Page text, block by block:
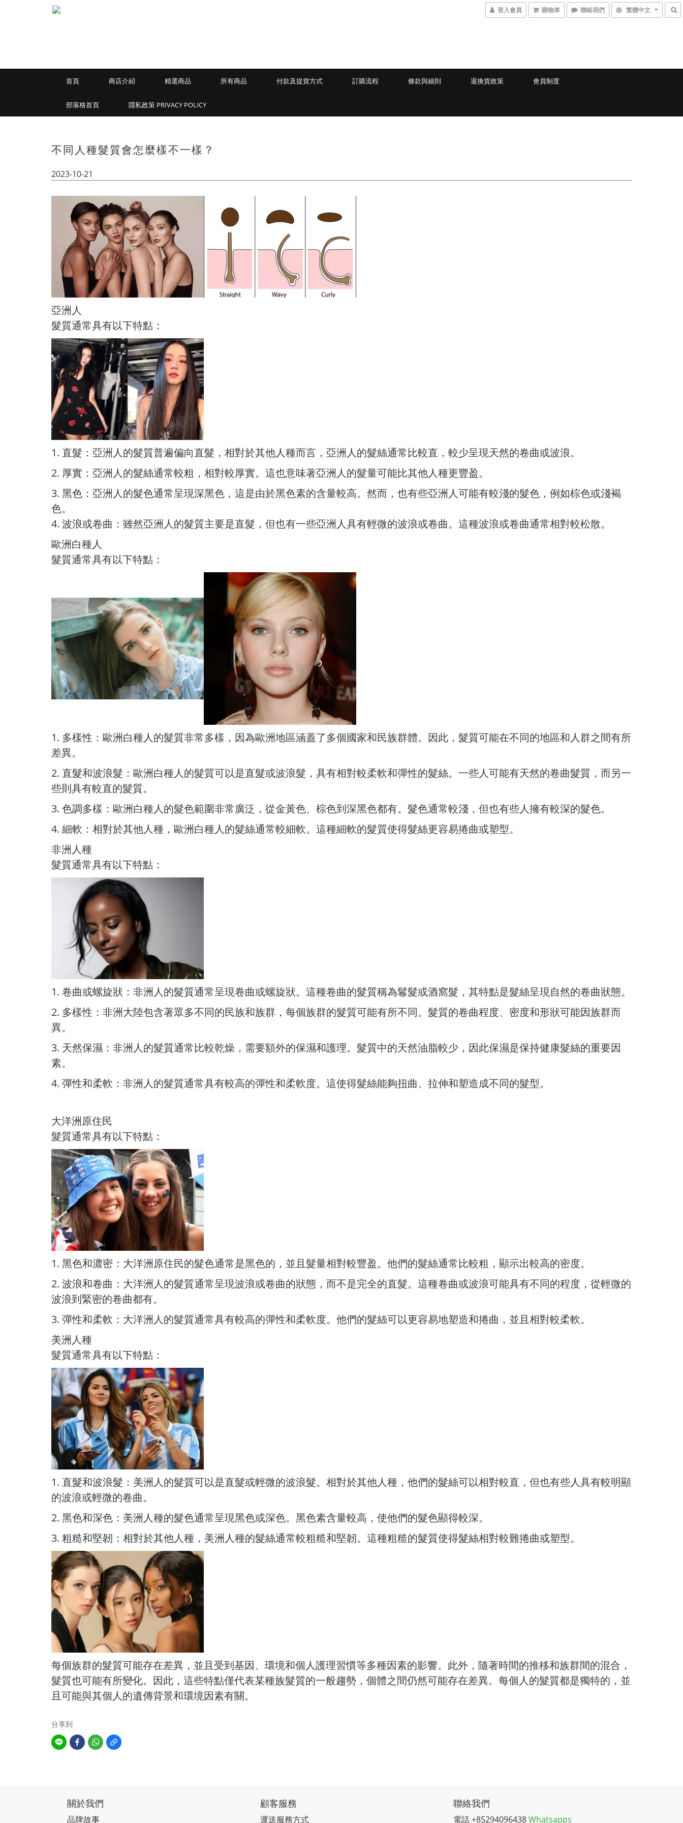
登入會員 購物車 聯絡我們 繁體中文
首頁 商店介紹 精選商品 所有商品 付款及提貨方式 訂購流程 條款與細則 退換貨政策 會員制度
部落格首頁 隱私政策 PRIVACY POLICY
不同人種髮質會怎麼樣不一樣？
2023-10-21
亞洲人
髮質通常具有以下特點：
1. 直髮：亞洲人的髮質普遍偏向直髮，相對於其他人種而言，亞洲人的髮絲通常比較直，較少呈現天然的卷曲或波浪。
2. 厚實：亞洲人的髮絲通常較粗，相對較厚實。這也意味著亞洲人的髮量可能比其他人種更豐盈。
3. 黑色：亞洲人的髮色通常呈現深黑色，這是由於黑色素的含量較高。然而，也有些亞洲人可能有較淺的髮色，例如棕色或淺褐
色。
4. 波浪或卷曲：雖然亞洲人的髮質主要是直髮，但也有一些亞洲人具有輕微的波浪或卷曲。這種波浪或卷曲通常相對較松散。
歐洲白種人
髮質通常具有以下特點：
1. 多樣性：歐洲白種人的髮質非常多樣，因為歐洲地區涵蓋了多個國家和民族群體。因此，髮質可能在不同的地區和人群之間有所
差異。
2. 直髮和波浪髮：歐洲白種人的髮質可以是直髮或波浪髮，具有相對較柔軟和彈性的髮絲。一些人可能有天然的卷曲髮質，而另一
些則具有較直的髮質。
3. 色調多樣：歐洲白種人的髮色範圍非常廣泛，從金黃色、棕色到深黑色都有。髮色通常較淺，但也有些人擁有較深的髮色。
4. 細軟：相對於其他人種，歐洲白種人的髮絲通常較細軟。這種細軟的髮質使得髮絲更容易捲曲或塑型。
非洲人種
髮質通常具有以下特點：
1. 卷曲或螺旋狀：非洲人的髮質通常呈現卷曲或螺旋狀。這種卷曲的髮質稱為鬈髮或酒窩髮，其特點是髮絲呈現自然的卷曲狀態。
2. 多樣性：非洲大陸包含著眾多不同的民族和族群，每個族群的髮質可能有所不同。髮質的卷曲程度、密度和形狀可能因族群而
異。
3. 天然保濕：非洲人的髮質通常比較乾燥，需要額外的保濕和護理。髮質中的天然油脂較少，因此保濕是保持健康髮絲的重要因
素。
4. 彈性和柔軟：非洲人的髮質通常具有較高的彈性和柔軟度。這使得髮絲能夠扭曲、拉伸和塑造成不同的髮型。
大洋洲原住民
髮質通常具有以下特點：
1. 黑色和濃密：大洋洲原住民的髮色通常是黑色的，並且髮量相對較豐盈。他們的髮絲通常比較粗，顯示出較高的密度。
2. 波浪和卷曲：大洋洲人的髮質通常呈現波浪或卷曲的狀態，而不是完全的直髮。這種卷曲或波浪可能具有不同的程度，從輕微的
波浪到緊密的卷曲都有。
3. 彈性和柔軟：大洋洲人的髮質通常具有較高的彈性和柔軟度。他們的髮絲可以更容易地塑造和捲曲，並且相對較柔軟。
美洲人種
髮質通常具有以下特點：
1. 直髮和波浪髮：美洲人的髮質可以是直髮或輕微的波浪髮。相對於其他人種，他們的髮絲可以相對較直，但也有些人具有較明顯
的波浪或輕微的卷曲。
2. 黑色和深色：美洲人種的髮色通常呈現黑色或深色。黑色素含量較高，使他們的髮色顯得較深。
3. 粗糙和堅韌：相對於其他人種，美洲人種的髮絲通常較粗糙和堅韌。這種粗糙的髮質使得髮絲相對較難捲曲或塑型。
每個族群的髮質可能存在差異，並且受到基因、環境和個人護理習慣等多種因素的影響。此外，隨著時間的推移和族群間的混合，
髮質也可能有所變化。因此，這些特點僅代表某種族髮質的一般趨勢，個體之間仍然可能存在差異。每個人的髮質都是獨特的，並
且可能與其個人的遺傳背景和環境因素有關。
分享到
關於我們
品牌故事
顧客服務
運送服務方式
聯絡我們
電話 +85294096438Whatsapps